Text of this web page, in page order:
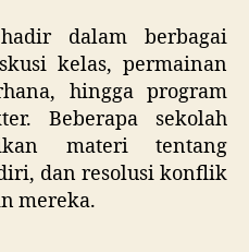
dalam berbagai
kelas, permainan
hingga program
Beberapa sekolah
materi tentang
dan resolusi konflik
mereka.